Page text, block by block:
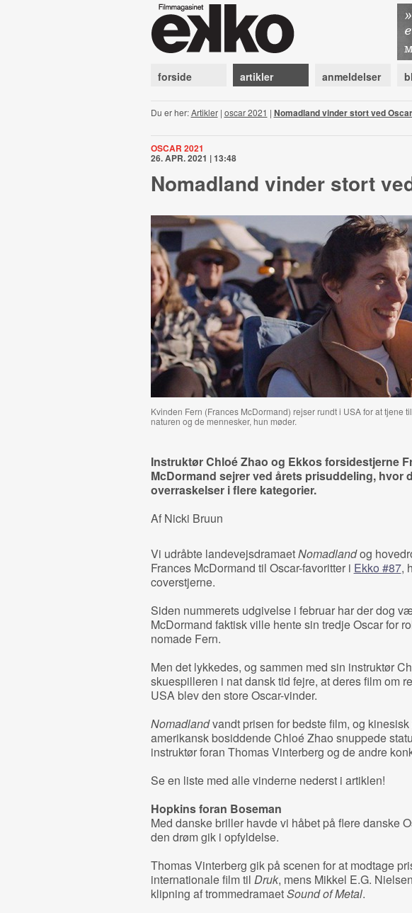
forside artikler anmeldelser
Du er her:Artikler| oscar 2021 | Nomadland vinder stort ved
OSCAR 2021
26. APR. 2021 | 13:48
Nomadland vinder stort
Kvinden Fern (Frances McDormand) rejser rundt i USA for at
naturen og de mennesker, hun møder.
Instruktør Chloé Zhao og Ekkos forsidestjerne
McDormand sejrer ved årets prisuddeling, hvor
overraskelser i flere kategorier.
Af Nicki Bruun
Vi udråbte landevejsdramaetNomadlandog
Frances McDormand til Oscar-favoritter i Ekko #87,
coverstjerne.
Siden nummerets udgivelse i februar har der dog
McDormand faktisk ville hente sin tredje Oscar for
nomade Fern.
Men det lykkedes, og sammen med sin instruktør
skuespilleren i nat dansk tid fejre, at deres film om
USA blev den store Oscar-vinder.
Nomadlandvandt prisen for bedste film, og kinesisk
amerikansk bosiddende Chloé Zhao snuppede
instruktør foran Thomas Vinterberg og de andre
Se en liste med alle vinderne nederst i artiklen!
Hopkins foran Boseman
Med danske briller havde vi håbet på flere danske
den drøm gik i opfyldelse.
Thomas Vinterberg gik på scenen for at modtage
internationale film til Druk, mens Mikkel E.G.
klipning af trommedramaetSound of Metal.